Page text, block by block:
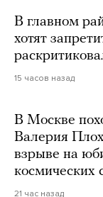
В главном
хотят
15 часов назад
В Москве
Валерия
взрыве на
космических
21 час назад